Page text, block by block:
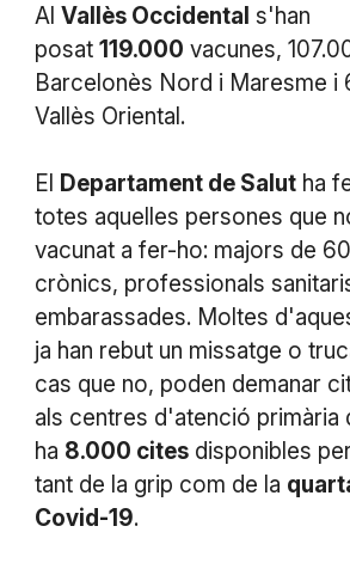
Al Vallès Occidental s'han
posat 119.000 vacunes,
Barcelonès Nord i Maresme i
Vallès Oriental.
El Departament de Salutha
totes aquelles persones que
vacunat a fer-ho: majors de
crònics, professionals
embarassades. Moltes
ja han rebut un missatge o
cas que no, poden demanar
als centres d'atenció primària
ha 8.000 citesdisponibles
tant de la grip com de la
Covid-19.